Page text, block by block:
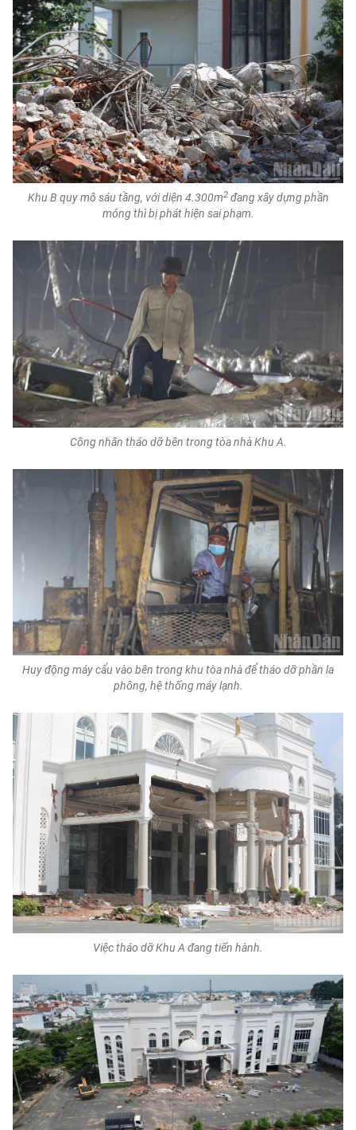
Khu B quy mô sáu tầng, với diện 4.300m2đang xây dựng phần
móng thì bị phát hiện sai phạm.
Công nhân tháo dỡ bên trong tòa nhà Khu A.
Huy động máy cẩu vào bên trong khu tòa nhà để tháo dỡ phần la
phông, hệ thống máy lạnh.
Việc tháo dỡ Khu A đang tiến hành.